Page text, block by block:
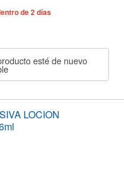
de 2 días
esté de nuevo
LOCION